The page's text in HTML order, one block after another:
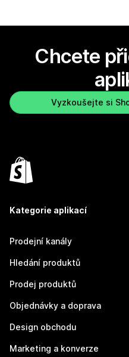
Chcete
Vyzkoušejte si
Kategorie aplikací
Prodejní kanály
Hledání produktů
Prodej produktů
Objednávky a doprava
Design obchodu
Marketing a konverze